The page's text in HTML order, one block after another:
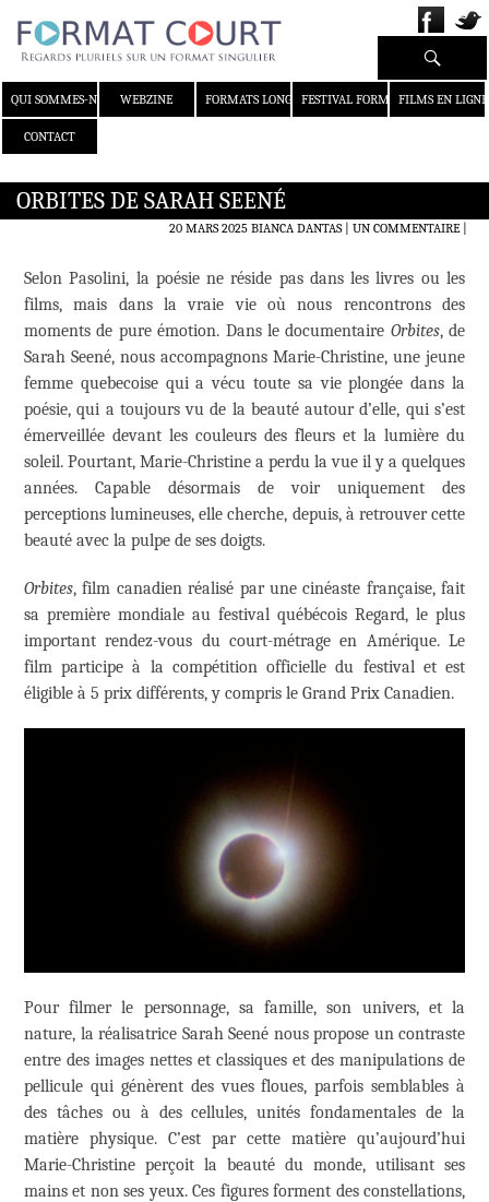
QUI SOMMES-NOUS ?WEBZINE FORMATS LONGS FESTIVAL FORMAT COURT
FILMS EN LIGNE
CONTACT
Recherche
ORBITES DE SARAH SEENÉ
20 MARS 2025 BIANCA DANTAS UN COMMENTAIRE|
Selon Pasolini, la poésie ne réside pas dans les livres ou les
films, mais dans la vraie vie où nous rencontrons des
moments de pure émotion. Dans le documentaire Orbites, de
Sarah Seené, nous accompagnons Marie-Christine, une jeune
femme quebecoise qui a vécu toute sa vie plongée dans la
poésie, qui a toujours vu de la beauté autour d’elle, qui s’est
émerveillée devant les couleurs des fleurs et la lumière du
soleil. Pourtant, Marie-Christine a perdu la vue il y a quelques
années. Capable désormais de voir uniquement des
perceptions lumineuses, elle cherche, depuis, à retrouver cette
beauté avec la pulpe de ses doigts.
Orbites, film canadien réalisé par une cinéaste française, fait
sa première mondiale au festival québécois Regard, le plus
important rendez-vous du court-métrage en Amérique. Le
film participe à la compétition officielle du festival et est
éligible à 5 prix différents, y compris le Grand Prix Canadien.
Pour filmer le personnage, sa famille, son univers, et la
nature, la réalisatrice Sarah Seené nous propose un contraste
entre des images nettes et classiques et des manipulations de
pellicule qui génèrent des vues floues, parfois semblables à
des tâches ou à des cellules, unités fondamentales de la
matière physique. C’est par cette matière qu’aujourd’hui
Marie-Christine perçoit la beauté du monde, utilisant ses
mains et non ses yeux. Ces figures forment des constellations,